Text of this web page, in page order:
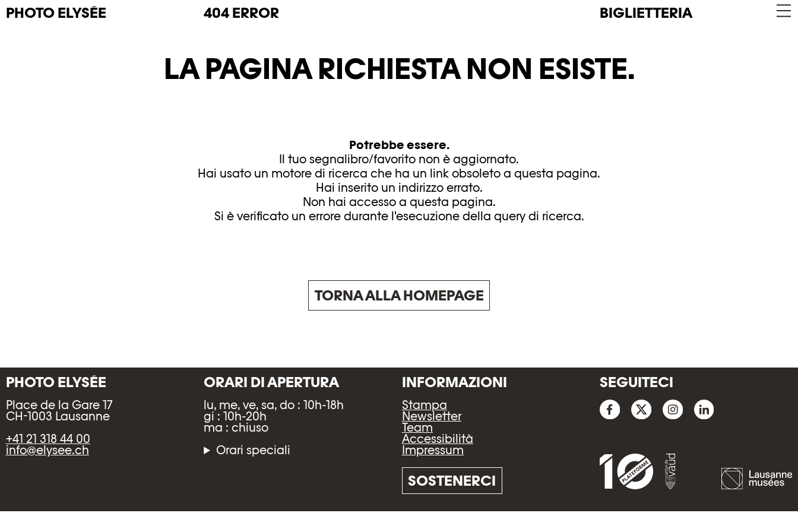
PHOTO ELYSÉE 404 ERROR BIGLIETTERIA
LA PAGINA RICHIESTA NON ESISTE.
Potrebbe essere.
Il tuo segnalibro/favorito non è aggiornato.
Hai usato un motore di ricerca che ha un link obsoleto a questa pagina.
Hai inserito un indirizzo errato.
Non hai accesso a questa pagina.
Si è verificato un errore durante l'esecuzione della query di ricerca.
TORNA ALLA HOMEPAGE
PHOTO ELYSÉE
Place de la Gare 17
CH-1003 Lausanne
+41 21 318 44 00
info@elysee.ch
ORARI DI APERTURA
lu, me, ve, sa, do : 10h-18h
gi : 10h-20h
ma : chiuso
Orari speciali
INFORMAZIONI
Stampa
Newsletter
Team
Accessibilità
Impressum
SOSTENERCI
SEGUITECI